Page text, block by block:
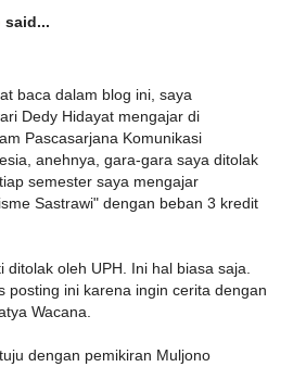
said...
baca dalam blog ini, saya
Dedy Hidayat mengajar di
Pascasarjana Komunikasi
anehnya, gara-gara saya ditolak
semester saya mengajar
Sastrawi" dengan beban 3 kredit
ditolak oleh UPH. Ini hal biasa saja.
posting ini karena ingin cerita dengan
Wacana.
dengan pemikiran Muljono